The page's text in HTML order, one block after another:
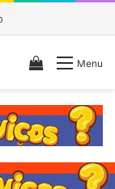
Menu
Veja seu